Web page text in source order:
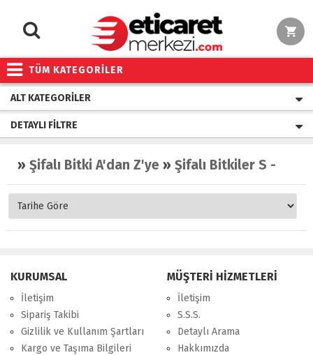
TÜM KATEGORİLER
ALT KATEGORILER
DETAYLI FILTRE
» Şifalı Bitki A'dan Z'ye » Şifalı Bitkiler S - Ş
KURUMSAL
İletişim
Sipariş Takibi
Gizlilik ve Kullanım Şartları
Kargo ve Taşıma Bilgileri
MÜŞTERİ HİZMETLERİ
İletişim
S.S.S.
Detaylı Arama
Hakkımızda